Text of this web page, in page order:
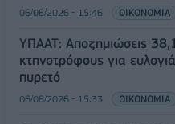
06/08/2026 - 15:46 ΟΙΚΟΝΟΜΙΑ
ΥΠΑΑΤ: Αποζημιώσεις
κτηνοτρόφους για
πυρετό
06/08/2026 - 15:33 ΟΙΚΟΝΟΜΙΑ